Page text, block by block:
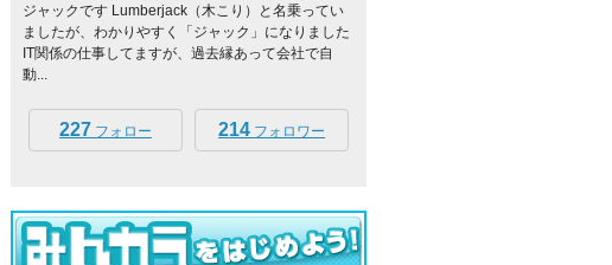
ジャックです Lumberjack（木こり）と名乗ってい
ましたが、わかりやすく「ジャック」になりました
IT関係の仕事してますが、過去縁あって会社で自
動...
227 フォロー 214 フォロワー